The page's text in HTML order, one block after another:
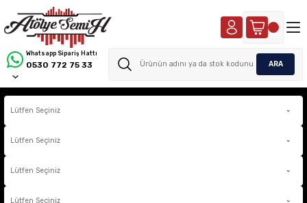
Whatsapp Sipariş Hattı
0530 772 75 33 ARA